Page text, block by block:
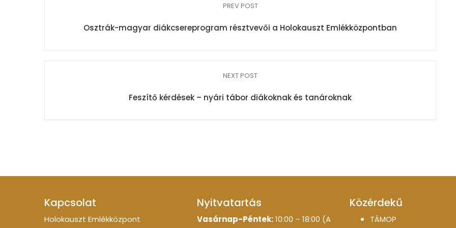
PREV POST
Osztrák-magyar diákcsereprogram résztvevői a Holokauszt Emlékközpontban
NEXT POST
Feszítő kérdések – nyári tábor diákoknak és tanároknak
Kapcsolat
Holokauszt Emlékközpont
Nyitvatartás
Vasárnap-Péntek:10:00 – 18:00 (A
Közérdekű
TÁMOP